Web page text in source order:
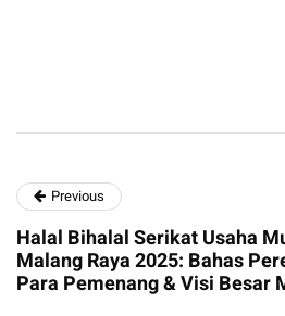
Previous
Halal Bihalal Serikat Usaha
Malang Raya 2025: Bahas
Para Pemenang & Visi Besar